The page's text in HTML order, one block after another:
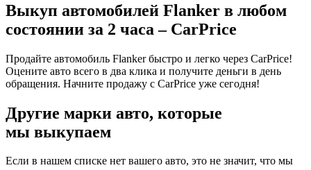
Выкуп автомобилей Flanker в любом
состоянии за 2 часа – CarPrice
Продайте автомобиль Flanker быстро и легко через CarPrice!
Оцените авто всего в два клика и получите деньги в день
обращения. Начните продажу с CarPrice уже сегодня!
Другие марки авто, которые
мы выкупаем
Если в нашем списке нет вашего авто, это не значит, что мы